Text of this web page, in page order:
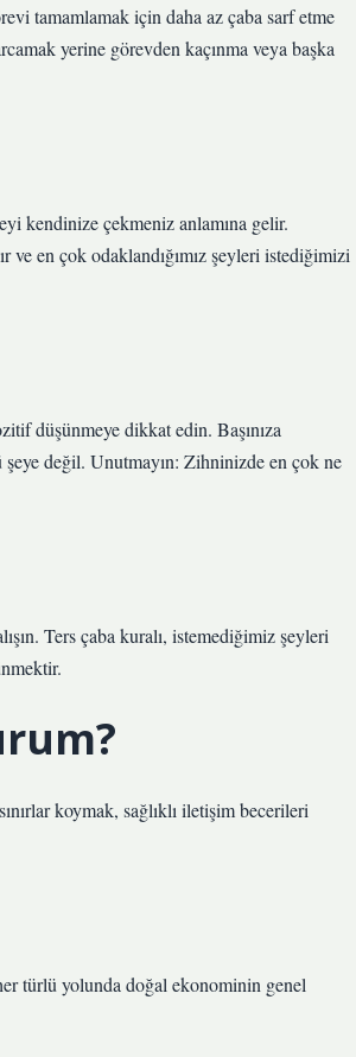
tamamlamak için daha az çaba sarf etme
yerine görevden kaçınma veya başka
kendinize çekmeniz anlamına gelir.
ve en çok odaklandığımız şeyleri istediğimizi
düşünmeye dikkat edin. Başınıza
değil. Unutmayın: Zihninizde en çok ne
Ters çaba kuralı, istemediğimiz şeyleri
koymak, sağlıklı iletişim becerileri
türlü yolunda doğal ekonominin genel